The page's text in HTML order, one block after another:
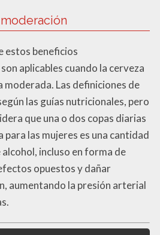
estos beneficios
aplicables cuando la cerveza
moderada. Las definiciones de
las guías nutricionales, pero
que una o dos copas diarias
para las mujeres es una cantidad
alcohol, incluso en forma de
opuestos y dañar
aumentando la presión arterial